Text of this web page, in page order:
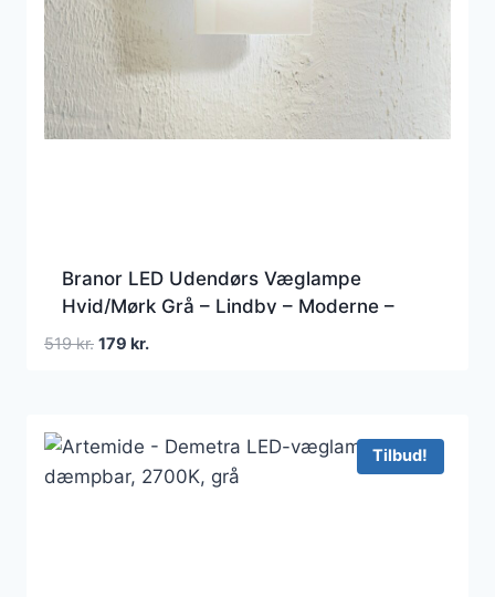
Branor LED Udendørs Væglampe
Hvid/Mørk Grå – Lindby – Moderne –
Aluminium – Med flere lyskilder
519kr. Den
519 kr..
179 kr.
179 kr..
Tilbud!